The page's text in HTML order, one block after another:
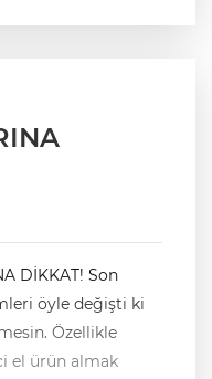
Son
öyle değişti ki
Özellikle
el ürün almak